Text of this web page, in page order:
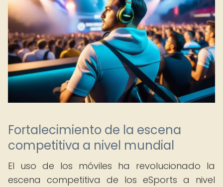
Fortalecimiento de la escena
competitiva a nivel mundial
El uso de los móviles ha revolucionado la
escena competitiva de los eSports a nivel